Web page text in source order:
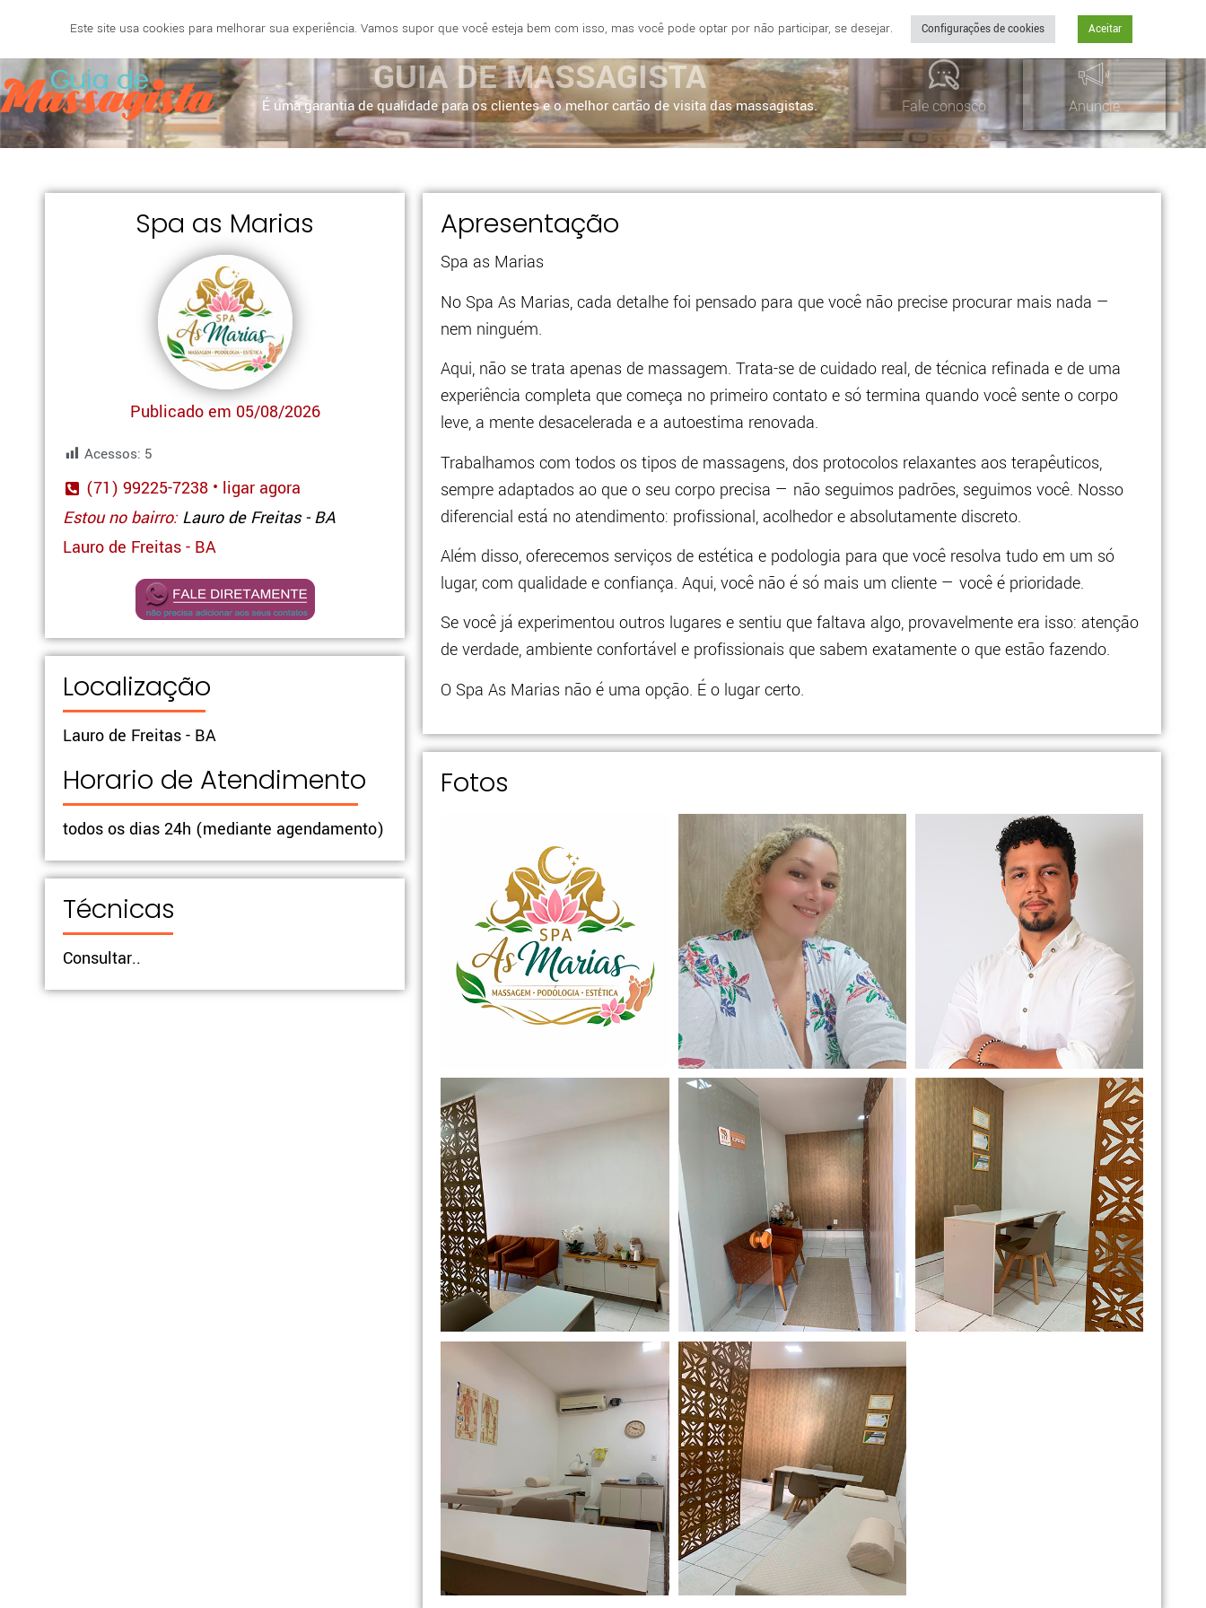
SALVADOR BELO HORIZONTE NATAL RECIFE FORTALEZA BRASÍLIA SÃO PAULO
GUIA DE MASSAGISTA
É uma garantia de qualidade para os clientes e o melhor cartão de visita das massagistas. Fale conosco Anuncie
Spa as Marias
Publicado em 05/08/2026
Acessos: 5
(71) 99225-7238 • ligar agora
Estou no bairro: Lauro de Freitas - BA
Lauro de Freitas - BA
Localização
Lauro de Freitas - BA
Horario de Atendimento
todos os dias 24h (mediante agendamento)
Técnicas
Consultar..
Apresentação
Spa as Marias
No Spa As Marias, cada detalhe foi pensado para que você não precise procurar mais nada —
nem ninguém.
Aqui, não se trata apenas de massagem. Trata-se de cuidado real, de técnica refinada e de uma
experiência completa que começa no primeiro contato e só termina quando você sente o corpo
leve, a mente desacelerada e a autoestima renovada.
Trabalhamos com todos os tipos de massagens, dos protocolos relaxantes aos terapêuticos,
sempre adaptados ao que o seu corpo precisa — não seguimos padrões, seguimos você. Nosso
diferencial está no atendimento: profissional, acolhedor e absolutamente discreto.
Além disso, oferecemos serviços de estética e podologia para que você resolva tudo em um só
lugar, com qualidade e confiança. Aqui, você não é só mais um cliente — você é prioridade.
Se você já experimentou outros lugares e sentiu que faltava algo, provavelmente era isso: atenção
de verdade, ambiente confortável e profissionais que sabem exatamente o que estão fazendo.
O Spa As Marias não é uma opção. É o lugar certo.
Fotos
Este site usa cookies para melhorar sua experiência. Vamos supor que você esteja bem com isso, mas você pode optar por não participar, se desejar. Configurações de cookies Aceitar